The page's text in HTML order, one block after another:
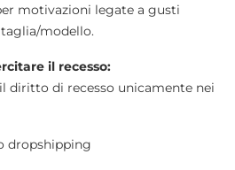
motivazioni legate a gusti
modello.
il recesso:
diritto di recesso unicamente nei
dropshipping